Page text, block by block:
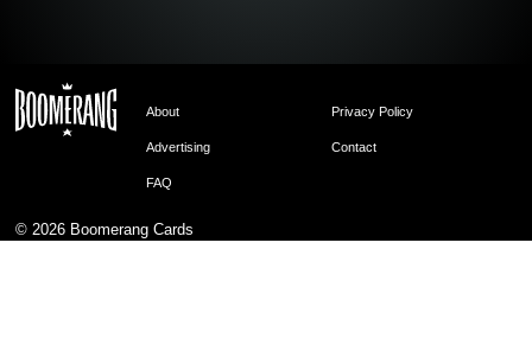
About Privacy Policy
Advertising Contact
FAQ
© 2026 Boomerang Cards